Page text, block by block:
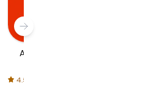
AliExpress
4.5